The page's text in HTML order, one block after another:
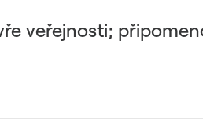
veřejnosti;